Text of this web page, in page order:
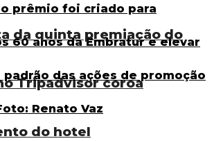
da quinta premiação do
Tripadvisor coroa
do hotel